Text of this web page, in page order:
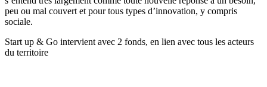
peu ou mal couvert et pour tous types d’innovation, y compris
sociale.
Start up & Go intervient avec 2 fonds, en lien avec tous les acteurs
du territoire